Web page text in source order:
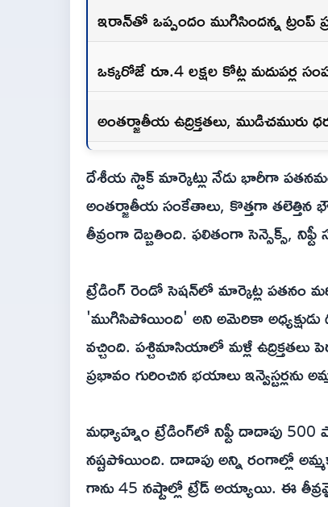
ఇరాన్‌తో ఒప్పందం ముగిసిందన్న ట్రంప్
ఒక్కరోజే రూ.4 లక్షల కోట్ల మదుపర్ల
అంతర్జాతీయ ఉద్రిక్తతలు, ముడిచమురు
దేశీయ స్టాక్ మార్కెట్లు నేడు భారీగా
అంతర్జాతీయ సంకేతాలు, కొత్తగా తలెత్తిన
తీవ్రంగా దెబ్బతింది. ఫలితంగా సెన్సెక్స్,
ట్రేడింగ్ రెండో సెషన్‌లో మార్కెట్ల పతనం
'ముగిసిపోయింది' అని అమెరికా
వచ్చింది. ప‌శ్చిమాసియాలో మళ్లీ
ప్రభావం గురించిన భయాలు
మధ్యాహ్నం ట్రేడింగ్‌లో నిఫ్టీ దాదాపు
నష్టపోయింది. దాదాపు అన్ని రంగాల్లో
గాను 45 నష్టాల్లో ట్రేడ్ అయ్యాయి. ఈ